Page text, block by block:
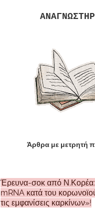
Άρθρα με μετρητή
Έρευνα-σοκ από Ν.Κορέα:
mRNA κατά του
τις εμφανίσεις καρκίνων»!